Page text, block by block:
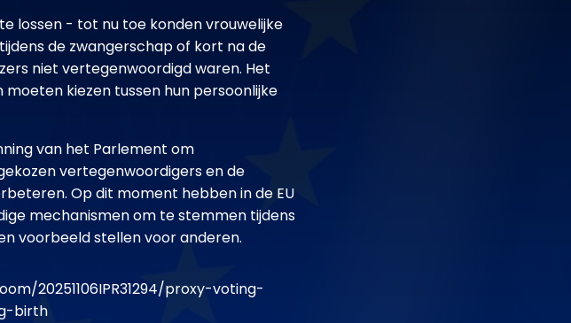
lossen - tot nu toe konden vrouwelijke
de zwangerschap of kort na de
niet vertegenwoordigd waren. Het
kiezen tussen hun persoonlijke
van het Parlement om
vertegenwoordigers en de
Op dit moment hebben in de EU
mechanismen om te stemmen tijdens
voorbeeld stellen voor anderen.
20251106IPR31294/proxy-voting-
birth